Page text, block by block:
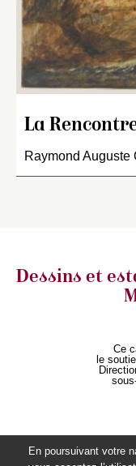
La
Raymond Auguste
Dessins et
Ce
le
En poursuivant votre